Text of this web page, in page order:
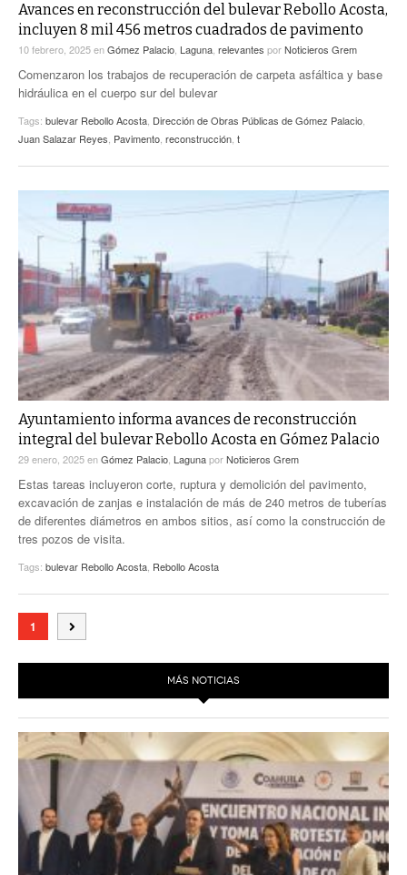
Avances en reconstrucción del bulevar Rebollo Acosta,
incluyen 8 mil 456 metros cuadrados de pavimento
10 febrero, 2025enGómez Palacio, Laguna, relevantes porNoticieros Grem
Comenzaron los trabajos de recuperación de carpeta asfáltica y base
hidráulica en el cuerpo sur del bulevar
Tags: bulevar Rebollo Acosta, Dirección de Obras Públicas de Gómez Palacio,
Juan Salazar Reyes, Pavimento, reconstrucción, t
Ayuntamiento informa avances de reconstrucción
integral del bulevar Rebollo Acosta en Gómez Palacio
29 enero, 2025enGómez Palacio LagunaporNoticieros Grem
Estas tareas incluyeron corte, ruptura y demolición del pavimento,
excavación de zanjas e instalación de más de 240 metros de tuberías
de diferentes diámetros en ambos sitios, así como la construcción de
tres pozos de visita.
Tags: bulevar Rebollo Acosta Rebollo Acosta
1
MÁS NOTICIAS